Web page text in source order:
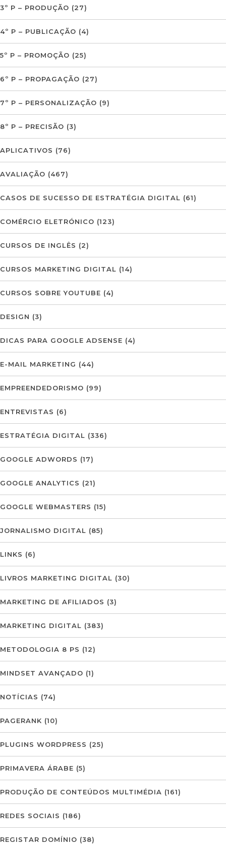
3º P – PRODUÇÃO (27)
4º P – PUBLICAÇÃO (4)
5º P – PROMOÇÃO (25)
6º P – PROPAGAÇÃO (27)
7º P – PERSONALIZAÇÃO (9)
8º P – PRECISÃO (3)
APLICATIVOS (76)
AVALIAÇÃO (467)
CASOS DE SUCESSO DE ESTRATÉGIA DIGITAL (61)
COMÉRCIO ELETRÓNICO (123)
CURSOS DE INGLÊS (2)
CURSOS MARKETING DIGITAL (14)
CURSOS SOBRE YOUTUBE (4)
DESIGN (3)
DICAS PARA GOOGLE ADSENSE (4)
E-MAIL MARKETING (44)
EMPREENDEDORISMO (99)
ENTREVISTAS (6)
ESTRATÉGIA DIGITAL (336)
GOOGLE ADWORDS (17)
GOOGLE ANALYTICS (21)
GOOGLE WEBMASTERS (15)
JORNALISMO DIGITAL (85)
LINKS (6)
LIVROS MARKETING DIGITAL (30)
MARKETING DE AFILIADOS (3)
MARKETING DIGITAL (383)
METODOLOGIA 8 PS (12)
MINDSET AVANÇADO (1)
NOTÍCIAS (74)
PAGERANK (10)
PLUGINS WORDPRESS (25)
PRIMAVERA ÁRABE (5)
PRODUÇÃO DE CONTEÚDOS MULTIMÉDIA (161)
REDES SOCIAIS (186)
REGISTAR DOMÍNIO (38)